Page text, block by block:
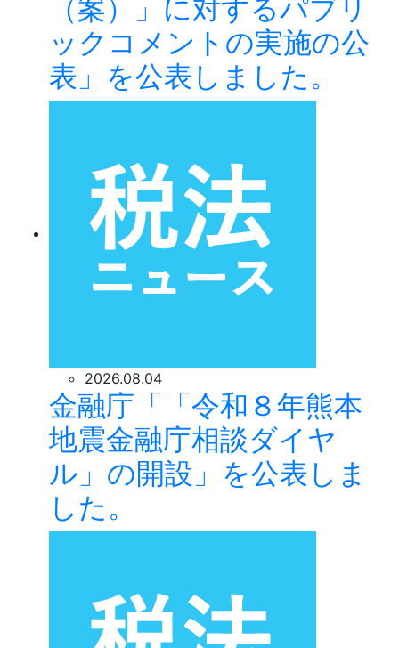
（案）」に対するパブリ
ックコメントの実施の公
表」を公表しました。
2026.08.04
金融庁「「令和８年熊本
地震金融庁相談ダイヤ
ル」の開設」を公表しま
した。